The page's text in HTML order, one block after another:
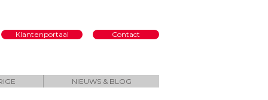
Klantenportaal Contact
NIEUWS & BLOG